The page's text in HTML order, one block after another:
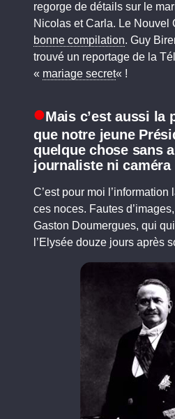
regorge de détails sur le
Nicolas et Carla. Le Nouvel
bonne compilation. Guy
trouvé un reportage de la
« mariage secret« !
Mais c’est aussi la
que notre jeune
quelque chose sans
journaliste ni caméra
C’est pour moi
ces noces. Fautes
Gaston Doumergues, qui
l’Elysée douze jours après